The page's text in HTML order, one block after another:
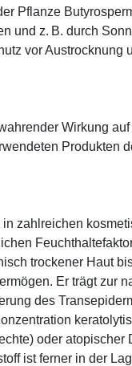
Pflanze
und z. B. durch
vor Austrocknung
Wirkung
Produkten
zahlreichen
trockener Haut
Er trägt zur
des
oder atopischer
ist ferner in der